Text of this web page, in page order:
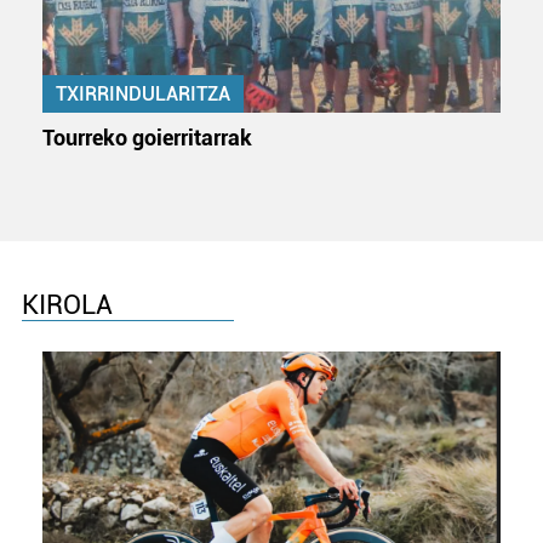
TXIRRINDULARITZA
Tourreko goierritarrak
KIROLA